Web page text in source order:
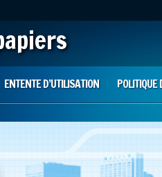
ENTENTE D’UTILISATION POLITIQUE